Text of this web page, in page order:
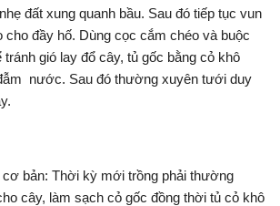
đất xung quanh bầu. Sau đó tiếp tục vun
cho đầy hố. Dùng cọc cắm chéo và buộc
tránh gió lay đổ cây, tủ gốc bằng cỏ khô
nước. Sau đó thường xuyên tưới duy
cơ bản: Thời kỳ mới trồng phải thường
cây, làm sạch cỏ gốc đồng thời tủ cỏ khô